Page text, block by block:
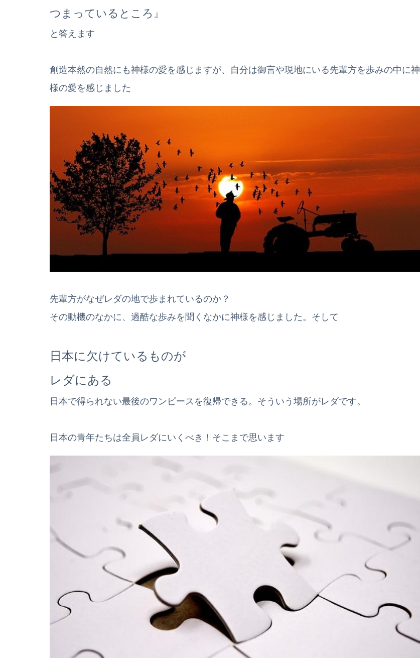
つまっているところ』
と答えます
創造本然の自然にも神様の愛を感じますが、自分は御言や現地にいる先輩方を歩みの中に神
様の愛を感じました
先輩方がなぜレダの地で歩まれているのか？
その動機のなかに、過酷な歩みを聞くなかに神様を感じました。そして
日本に欠けているものが
レダにある
日本で得られない最後のワンピースを復帰できる。そういう場所がレダです。
日本の青年たちは全員レダにいくべき！そこまで思います